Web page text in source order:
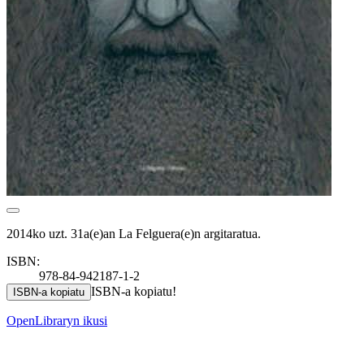
2014ko uzt. 31a(e)an La Felguera(e)n argitaratua.
ISBN:
978-84-942187-1-2
ISBN-a kopiatu ISBN-a kopiatu!
OpenLibraryn ikusi